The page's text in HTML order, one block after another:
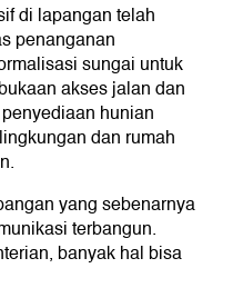
di lapangan telah
penanganan
sungai untuk
akses jalan dan
hunian
dan rumah
yang sebenarnya
terbangun.
banyak hal bisa